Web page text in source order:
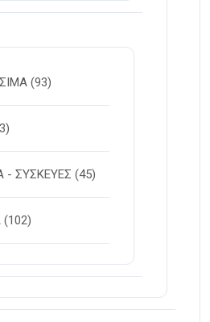
(93)
- ΣΥΣΚΕΥΕΣ (45)
(102)